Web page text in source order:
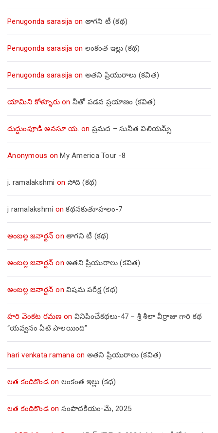
Penugonda sarasija on తాగని టీ (కథ)
Penugonda sarasija on లంకంత ఇల్లు (కథ)
Penugonda sarasija on అతని ప్రియురాలు (కవిత)
యామిని కోళ్ళూరుon నీతో పడవ ప్రయాణం (కవిత)
దుద్దుంపూడి అనసూ య. on ప్రమద – సునీత విలియమ్స్
Anonymous onMy America Tour -8
j. ramalakshmi on సోది (కథ)
j ramalakshmi onకథనకుతూహలం-7
అంబల్ల జనార్దన్ on తాగని టీ (కథ)
అంబల్ల జనార్దన్ on అతని ప్రియురాలు (కవిత)
అంబల్ల జనార్దన్ on విషమ పరీక్ష (క‌థ‌)
హరి వెంకట రమణ on వినిపించేకథలు-47 – శ్రీ శీలా వీర్రాజు గారి కథ
“యవ్వనం ఏటి పాలయింది”
hari venkata ramanaon అతని ప్రియురాలు (కవిత)
లత కందికొండon లంకంత ఇల్లు (కథ)
లత కందికొండon సంపాదకీయం-మే, 2025